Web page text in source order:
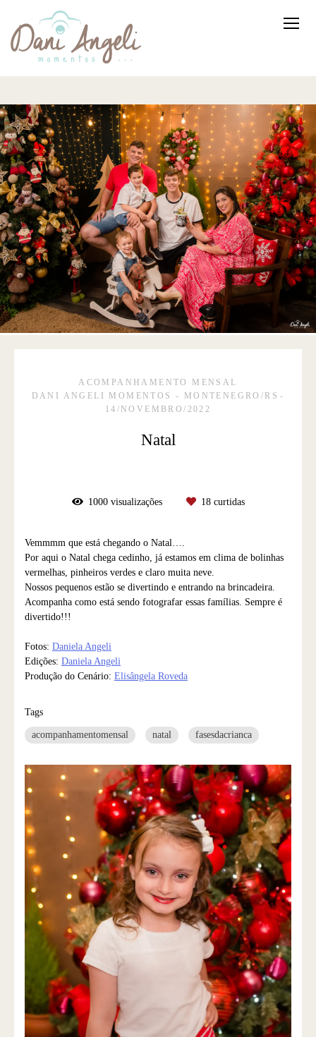
ACOMPANHAMENTO MENSAL
DANI ANGELI MOMENTOS - MONTENEGRO/RS
14/NOVEMBRO/2022
Natal
1000visualizações 18curtidas
Vemmmm que está chegando o Natal….
Por aqui o Natal chega cedinho, já estamos em clima de bolinhas
vermelhas, pinheiros verdes e claro muita neve.
Nossos pequenos estão se divertindo e entrando na brincadeira.
Acompanha como está sendo fotografar essas famílias. Sempre é
divertido!!!
Fotos: Daniela Angeli
Edições: Daniela Angeli
Produção do Cenário: Elisângela Roveda
Tags
acompanhamentomensal natal fasesdacrianca